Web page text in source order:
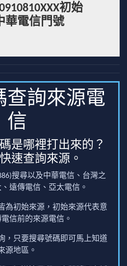
初始
華電信門號
查詢來源電
信
是哪裡打出來的？
速查詢來源。
搜尋以及中華電信、台灣之
遠傳電信、亞太電信。
為初始來源，初始來源代表意
信前的來源電信。
，只要搜尋號碼即可馬上知道
源地區。